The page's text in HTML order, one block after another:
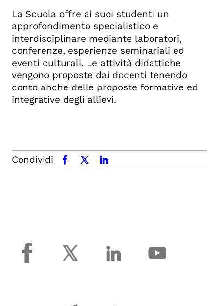
La Scuola offre ai suoi studenti un
approfondimento specialistico e
interdisciplinare mediante laboratori,
conferenze, esperienze seminariali ed
eventi culturali. Le attività didattiche
vengono proposte dai docenti tenendo
conto anche delle proposte formative ed
integrative degli allievi.
Condividi facebookx.comlinkedin
facebook